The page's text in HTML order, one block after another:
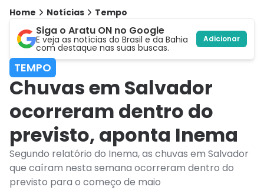
Home Notícias Tempo
Siga o Aratu ON no Google
E veja as notícias do Brasil e da Bahia
com destaque nas suas buscas.
Adicionar
TEMPO
Chuvas em Salvador
ocorreram dentro do
previsto, aponta Inema
Segundo relatório do Inema, as chuvas em Salvador
que caíram nesta semana ocorreram dentro do
previsto para o começo de maio